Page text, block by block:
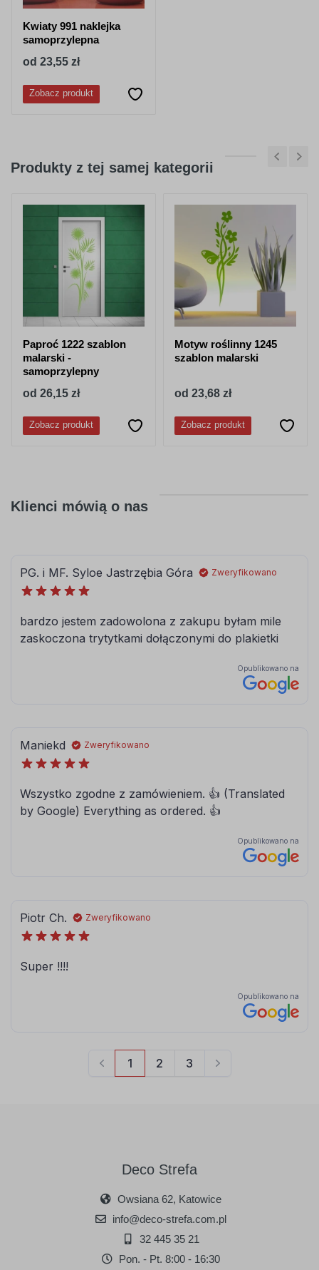
Kwiaty 991 naklejka
samoprzylepna
od 23,55 zł
Zobacz produkt
Produkty z tej samej kategorii
Paproć 1222 szablon
malarski -
samoprzylepny
od 26,15 zł
Zobacz produkt
Motyw roślinny 1245
szablon malarski
od 23,68 zł
Zobacz produkt
Klienci mówią o nas
Deco Strefa
Owsiana 62, Katowice
info@deco-strefa.com.pl
32 445 35 21
Pon. - Pt. 8:00 - 16:30